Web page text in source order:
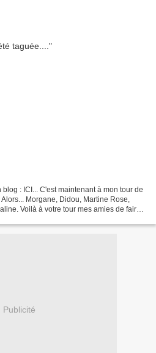
: ICI... C'est maintenant à mon tour de
Morgane, Didou, Martine Rose,
Voilà à votre tour mes amies de faire
Publicité